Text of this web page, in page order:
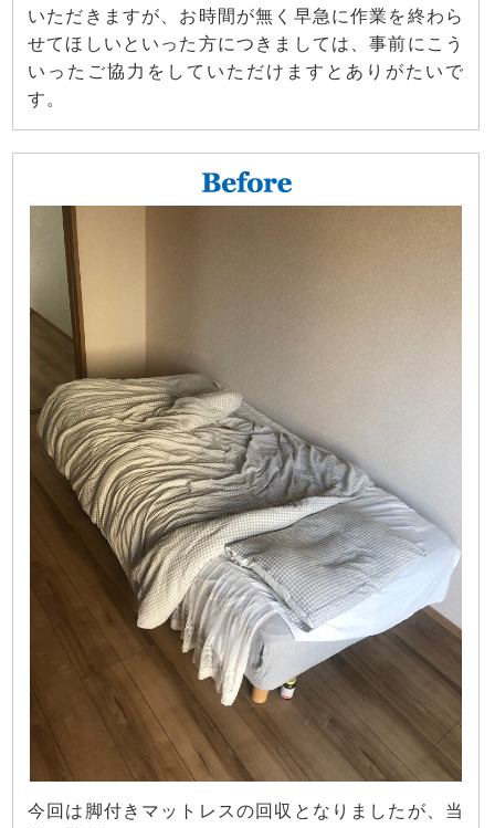
いただきますが、お時間が無く早急に作業を終わら
せてほしいといった方につきましては、事前にこう
いったご協力をしていただけますとありがたいで
す。
今回は脚付きマットレスの回収となりましたが、当